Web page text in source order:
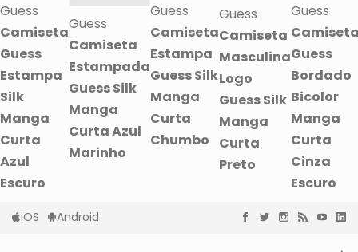
Guess
Camiseta
Guess
Estampa
Silk
Manga
Curta
Azul
Escuro
Guess
Camiseta
Estampada
Guess Silk
Manga
Curta Azul
Marinho
Guess
Camiseta
Estampa
Guess Silk
Manga
Curta
Chumbo
Guess
Camiseta
Masculina
Logo
Guess Silk
Manga
Curta
Preto
Guess
Guess
Bordado
Bicolor
Manga
Curta
Cinza
Escuro
iOS Android